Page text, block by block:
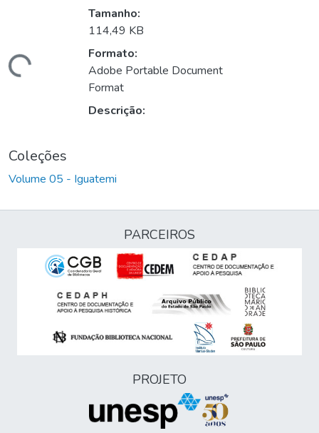
Tamanho:
114,49 KB
Formato:
Adobe Portable Document
Format
Descrição:
Coleções
Volume 05 - Iguatemi
PARCEIROS
PROJETO